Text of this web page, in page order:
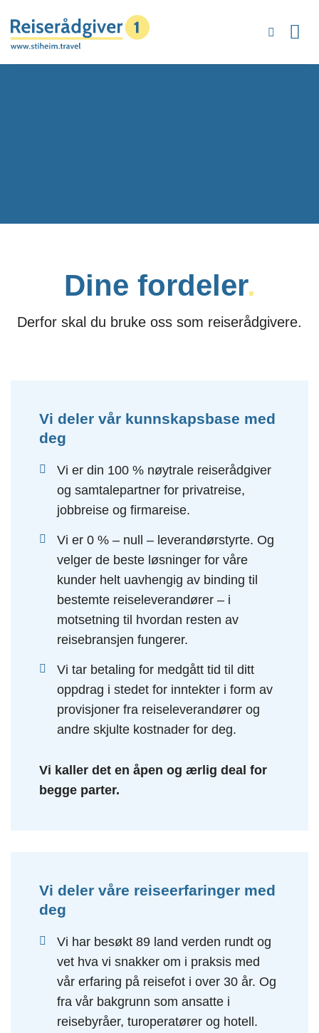
content
Dine fordeler.
Derfor skal du bruke oss som reiserådgivere.
Vi deler vår kunnskapsbase med
deg
Vi er din 100 % nøytrale reiserådgiver
og samtalepartner for privatreise,
jobbreise og firmareise.
Vi er 0 % – null – leverandørstyrte. Og
velger de beste løsninger for våre
kunder helt uavhengig av binding til
bestemte reiseleverandører – i
motsetning til hvordan resten av
reisebransjen fungerer.
Vi tar betaling for medgått tid til ditt
oppdrag i stedet for inntekter i form av
provisjoner fra reiseleverandører og
andre skjulte kostnader for deg.
Vi kaller det en åpen og ærlig deal for
begge parter.
Vi deler våre reiseerfaringer med
deg
Vi har besøkt 89 land verden rundt og
vet hva vi snakker om i praksis med
vår erfaring på reisefot i over 30 år. Og
fra vår bakgrunn som ansatte i
reisebyråer, turoperatører og hotell.